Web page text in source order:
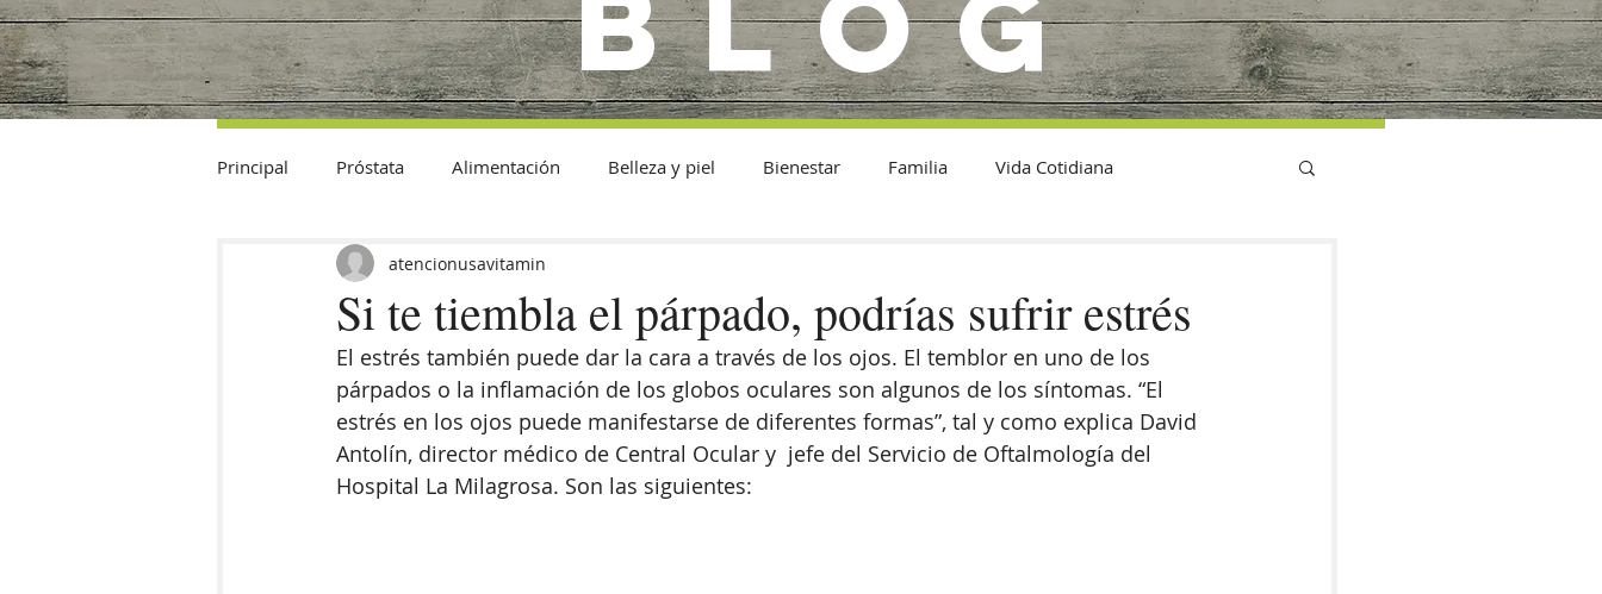
Principal Próstata Alimentación Belleza y piel Bienestar Familia Vida Cotidiana
Datos Curiosos
Si te tiembla el párpado, podrías sufrir estrés
atencionusavitamin
El estrés también puede dar la cara a través de los ojos. El temblor en uno de los
párpados o la inflamación de los globos oculares son algunos de los síntomas. “El
estrés en los ojos puede manifestarse de diferentes formas”, tal y como explica David
Antolín, director médico de Central Ocular y  jefe del Servicio de Oftalmología del
Hospital La Milagrosa. Son las siguientes: